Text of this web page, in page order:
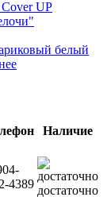
белый
Наличие
4389 достаточно